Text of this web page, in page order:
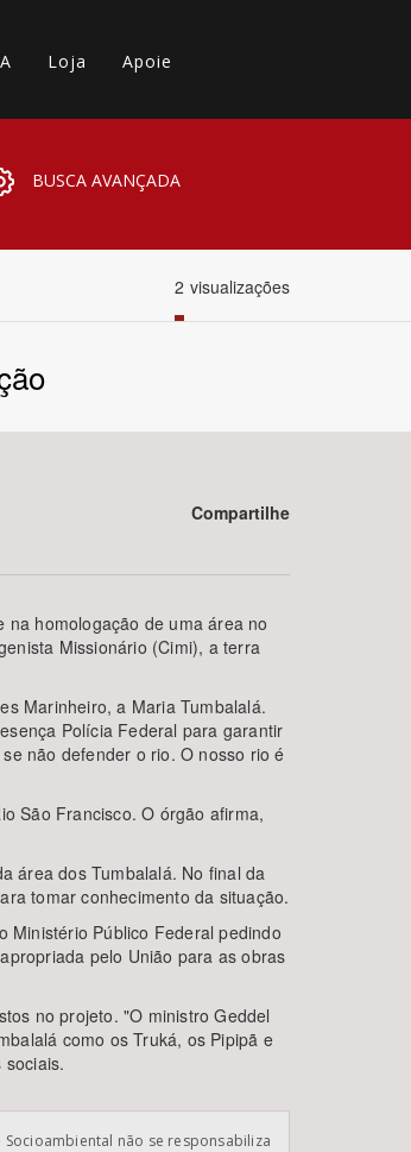
Loja Apoie
BUSCA AVANÇADA
2 visualizações
Compartilhe
homologação de uma área no
Missionário (Cimi), a terra
Marinheiro, a Maria Tumbalalá.
Polícia Federal para garantir
não defender o rio. O nosso rio é
São Francisco. O órgão afirma,
área dos Tumbalalá. No final da
tomar conhecimento da situação.
Ministério Público Federal pedindo
pelo União para as obras
no projeto. "O ministro Geddel
como os Truká, os Pipipã e
não se responsabiliza